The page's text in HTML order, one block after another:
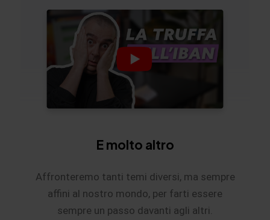
E molto altro
Affronteremo tanti temi diversi, ma sempre
affini al nostro mondo, per farti essere
sempre un passo davanti agli altri.